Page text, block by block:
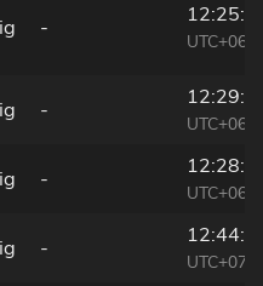
-
-
-
-